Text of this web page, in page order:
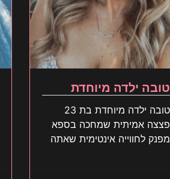
טובה ילדה מיוחדת
טובה ילדה מיוחדת בת 23
פצצה אמיתית שמחכה בספא
מפנק לחווייה אינטימית שאתה